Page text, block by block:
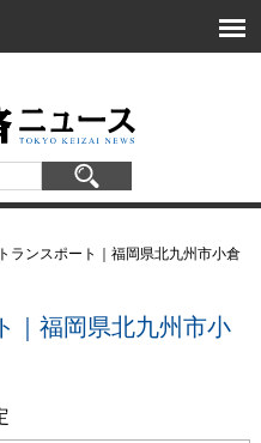
ランスポート｜福岡県北九州市小倉
｜福岡県北九州市小